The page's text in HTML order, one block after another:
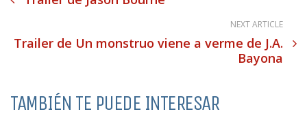
NEXT ARTICLE
Trailer de Un monstruo viene a verme de J.A.
Bayona
TAMBIÉN TE PUEDE INTERESAR